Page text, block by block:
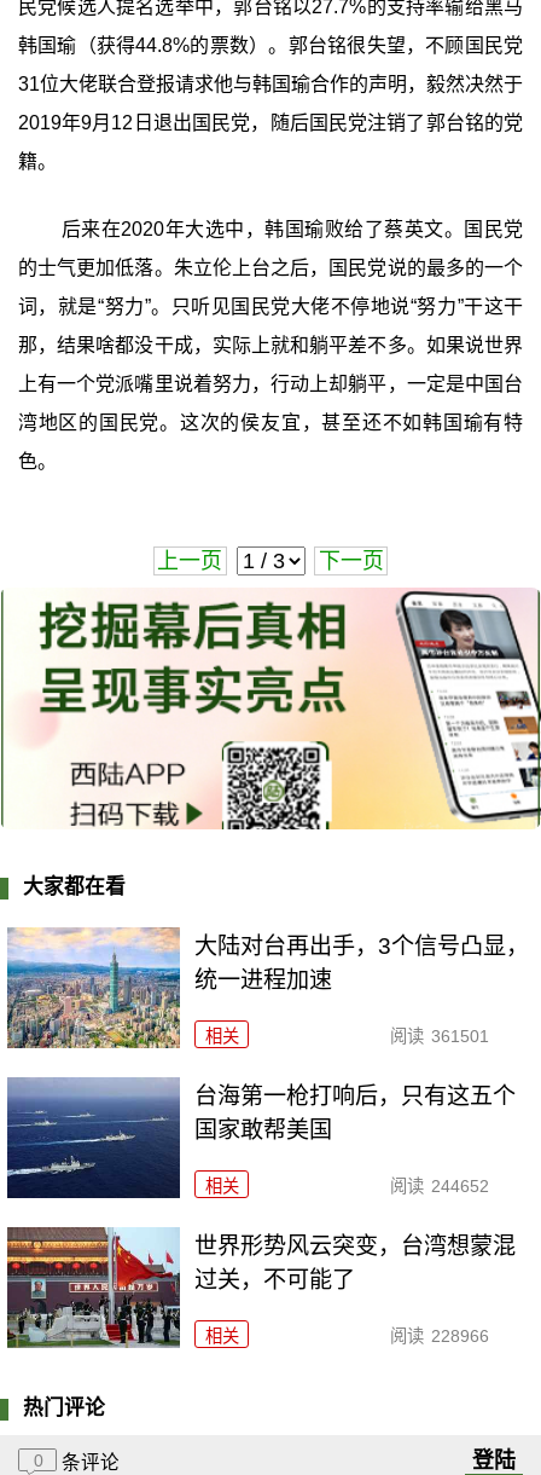
民党候选人提名选举中，郭台铭以27.7%的支持率输给黑马
韩国瑜（获得44.8%的票数）。郭台铭很失望，不顾国民党
31位大佬联合登报请求他与韩国瑜合作的声明，毅然决然于
2019年9月12日退出国民党，随后国民党注销了郭台铭的党
籍。
后来在2020年大选中，韩国瑜败给了蔡英文。国民党
的士气更加低落。朱立伦上台之后，国民党说的最多的一个
词，就是“努力”。只听见国民党大佬不停地说“努力”干这干
那，结果啥都没干成，实际上就和躺平差不多。如果说世界
上有一个党派嘴里说着努力，行动上却躺平，一定是中国台
湾地区的国民党。这次的侯友宜，甚至还不如韩国瑜有特
色。
上一页 下一页
大家都在看
大陆对台再出手，3个信号凸显，
统一进程加速
相关 阅读 361501
台海第一枪打响后，只有这五个
国家敢帮美国
相关 阅读 244652
世界形势风云突变，台湾想蒙混
过关，不可能了
相关 阅读 228966
热门评论
0 条评论 登陆